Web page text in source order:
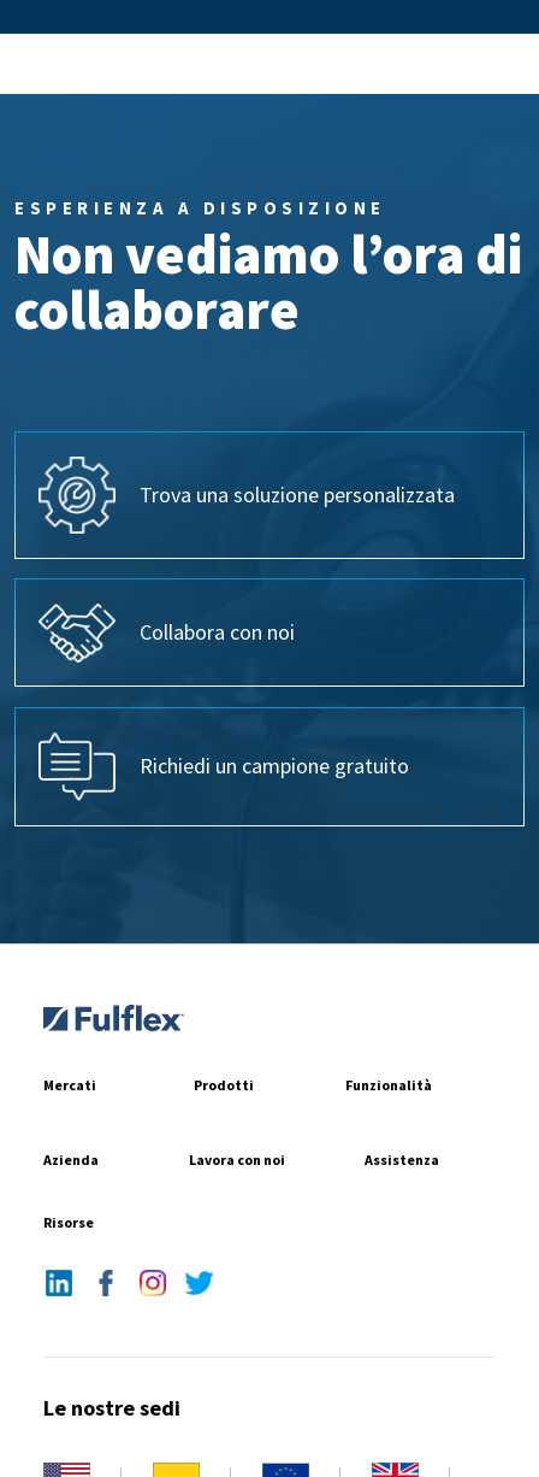
ESPERIENZA A DISPOSIZIONE
Non vediamo l’ora di
collaborare
Trova una soluzione personalizzata
Collabora con noi
Richiedi un campione gratuito
Mercati Prodotti Funzionalità
Azienda Lavora con noi Assistenza
Risorse
Le nostre sedi